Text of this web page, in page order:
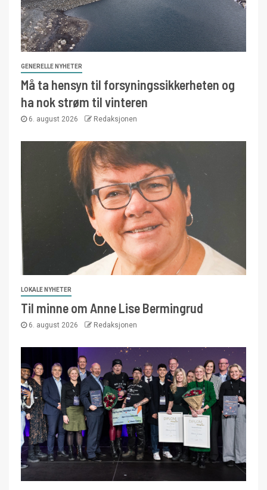
GENERELLE NYHETER
Må ta hensyn til forsyningssikkerheten og
ha nok strøm til vinteren
6. august 2026 Redaksjonen
LOKALE NYHETER
Til minne om Anne Lise Bermingrud
6. august 2026 Redaksjonen